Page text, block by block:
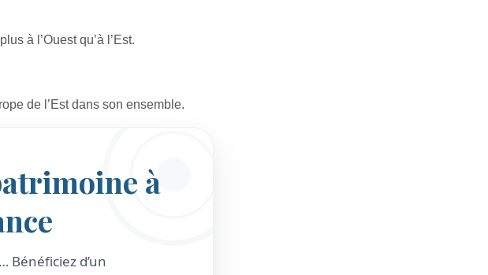
à l’Ouest qu’à l’Est.
de l’Est dans son ensemble.
à
Bénéficiez d’un